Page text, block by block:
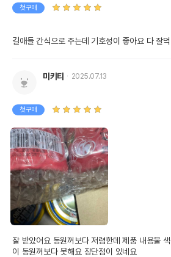
첫구매
길애들 간식으로 주는데 기호성이 좋아요 다 잘
미키티 2025.07.13
첫구매
잘 받았어요 동원꺼보다 저렴한데 제품 내용물
이 동원꺼보다 못해요 장단점이 있네요